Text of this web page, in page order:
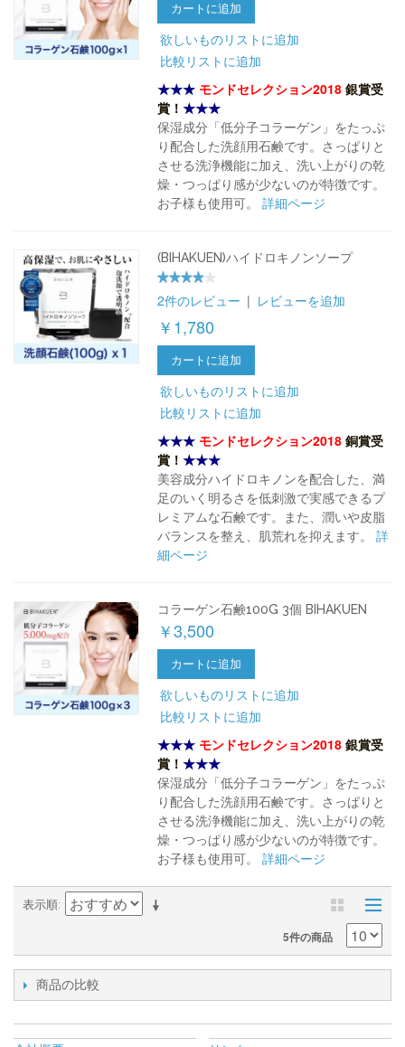
カートに追加
欲しいものリストに追加
比較リストに追加
★★★ モンドセレクション2018 銀賞受
賞！★★★
保湿成分「低分子コラーゲン」をたっぷ
り配合した洗顔用石鹸です。さっぱりと
させる洗浄機能に加え、洗い上がりの乾
燥・つっぱり感が少ないのが特徴です。
お子様も使用可。詳細ページ
(BIHAKUEN)ハイドロキノンソープ
2件のレビュー | レビューを追加
￥1,780
カートに追加
欲しいものリストに追加
比較リストに追加
★★★ モンドセレクション2018 銅賞受
賞！★★★
美容成分ハイドロキノンを配合した、満
足のいく明るさを低刺激で実感できるプ
レミアムな石鹸です。また、潤いや皮脂
バランスを整え、肌荒れを抑えます。詳
細ページ
コラーゲン石鹸100G 3個 BIHAKUEN
￥3,500
カートに追加
欲しいものリストに追加
比較リストに追加
★★★ モンドセレクション2018 銀賞受
賞！★★★
保湿成分「低分子コラーゲン」をたっぷ
り配合した洗顔用石鹸です。さっぱりと
させる洗浄機能に加え、洗い上がりの乾
燥・つっぱり感が少ないのが特徴です。
お子様も使用可。詳細ページ
表示順
5件の商品
商品の比較